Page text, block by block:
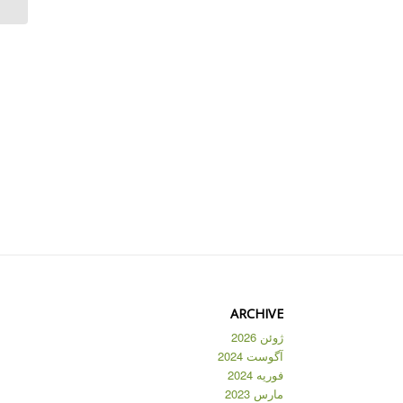
ARCHIVE
ژوئن 2026
آگوست 2024
فوریه 2024
مارس 2023